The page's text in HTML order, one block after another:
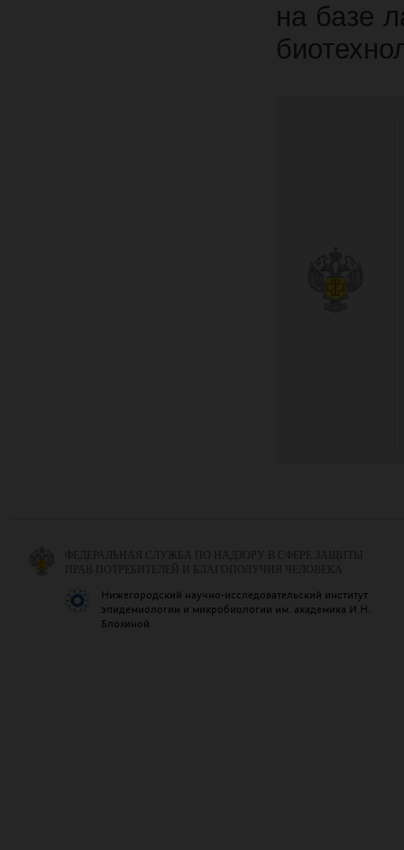
на базе
ФЕДЕРАЛЬНАЯ СЛУЖБА ПО НАДЗОРУ В СФЕРЕ ЗАЩИТЫ
ПРАВ ПОТРЕБИТЕЛЕЙ И БЛАГОПОЛУЧИЯ ЧЕЛОВЕКА
Нижегородский научно-исследовательский институт
эпидемиологии и микробиологии им. академика И.Н.
Блохиной